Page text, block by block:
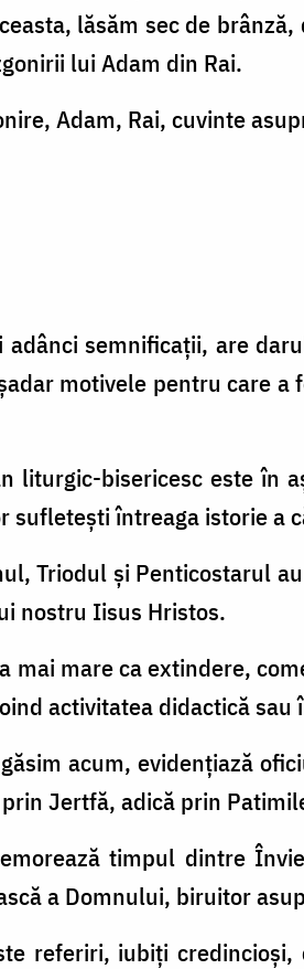
lăsăm sec de
lui Adam din Rai.
Adam, Rai, cuvinte
semnificaţii, are
motivele pentru care
liturgic-bisericesc este în
sufleteşti întreaga istorie a
Triodul şi Penticostarul
nostru Iisus Hristos.
mai mare ca extindere,
activitatea didactică sau
acum, evidenţiază
Jertfă, adică prin
timpul dintre
a Domnului, biruitor
referiri, iubiţi